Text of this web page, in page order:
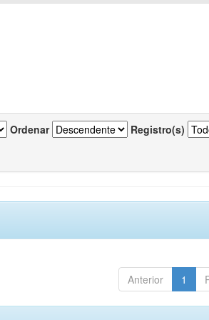
Ordenar Registro(s)
Anterior 1